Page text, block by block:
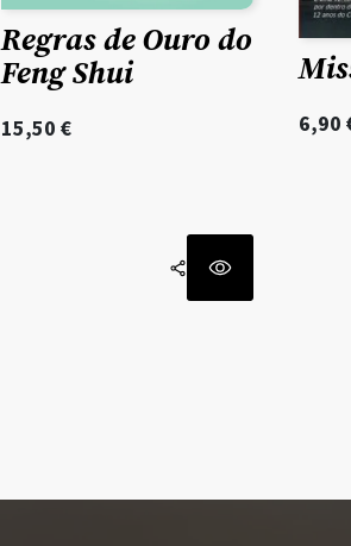
Regras de Ouro do
Feng Shui
15,50 € 6,90